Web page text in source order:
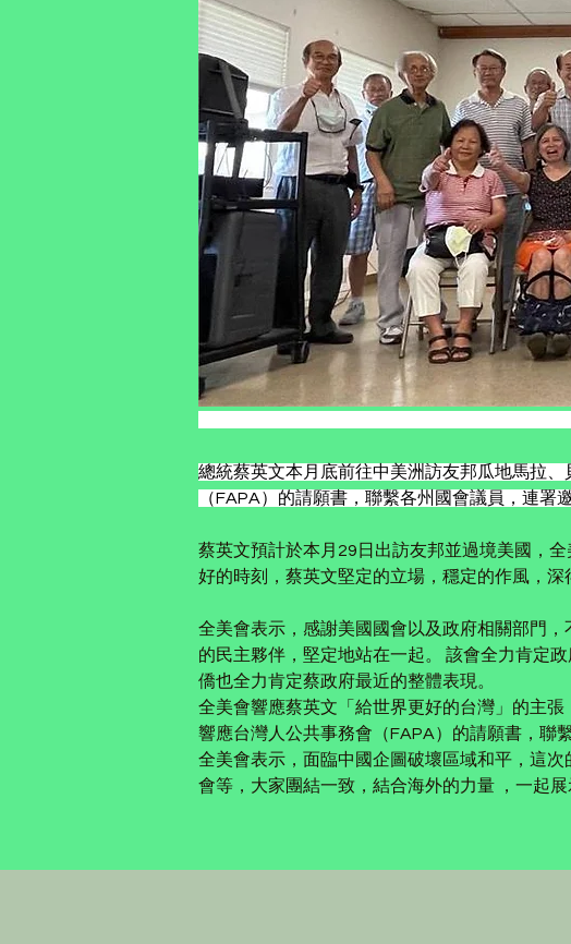
總統蔡英文本月底前往中美洲訪友邦瓜地馬拉
（FAPA）的請願書，聯繫各州國會議員，連署
蔡英文預計於本月29日出訪友邦並過境美國，
好的時刻，蔡英文堅定的立場，穩定的作風，
全美會表示，感謝美國國會以及政府相關部門
的民主夥伴，堅定地站在一起。 該會全力肯定
僑也全力肯定蔡政府最近的整體表現。
全美會響應蔡英文「給世界更好的台灣」的主
響應台灣人公共事務會（FAPA）的請願書，聯
全美會表示，面臨中國企圖破壞區域和平，這
會等，大家團結一致，結合海外的力量 ，一起